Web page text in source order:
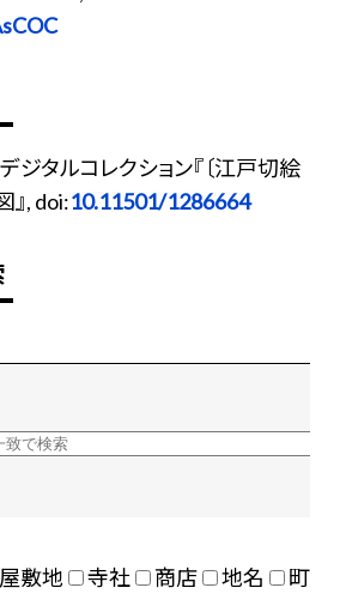
ジタルコレクション『〔江戸切絵
』, doi:10.11501/1286664
屋敷地 寺社 商店 地名
町村